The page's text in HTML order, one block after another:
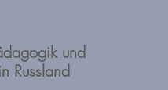
und
Russland